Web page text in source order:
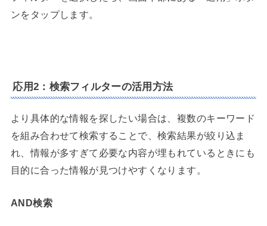
ンをタップします。
応用2：検索フィルターの活用方法
より具体的な情報を探したい場合は、複数のキーワード
を組み合わせて検索することで、検索結果が絞り込ま
れ、情報が多すぎて必要な内容が埋もれているときにも
目的に合った情報が見つけやすくなります。
AND検索